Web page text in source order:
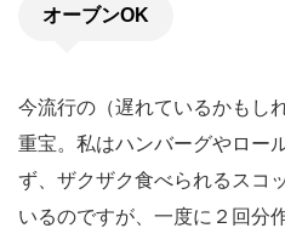
オーブンOK
今流行の（遅れているかもし
重宝。私はハンバーグやロー
ず、ザクザク食べられるスコ
いるのですが、一度に２回分